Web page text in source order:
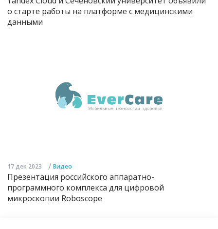
о старте работы на платформе с медицинскими
данными
17 дек 2023 / Видео
Презентация российского аппаратно-
программного комплекса для цифровой
микроскопии Roboscope